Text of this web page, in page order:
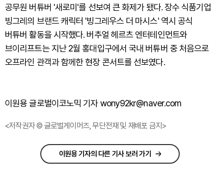
공무원 버튜버 '새로미'를 선보여 큰 화제가 됐다. 장수 식품기업
빙그레의 브랜드 캐릭터 '빙그레우스 더 마시스' 역시 공식
버튜버 활동을 시작했다. 버추얼 헤르츠 엔터테인먼트와
브이리프트는 지난 2월 홍대입구에서 국내 버튜버 중 처음으로
오프라인 관객과 함께한 현장 콘서트를 선보였다.
이원용 글로벌이코노믹 기자 wony92kr@naver.com
<저작권자 © 글로벌게이머즈, 무단전재 및 재배포 금지>
이원용 기자의 다른 기사 보러 가기